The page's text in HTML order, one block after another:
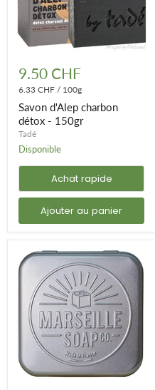
d'Alep
charbon
détox
150gr
9.50 CHF
6.33 CHF / 100g
Savon d'Alep charbon
détox - 150gr
Tadé
Disponible
Achat rapide
Ajouter au panier